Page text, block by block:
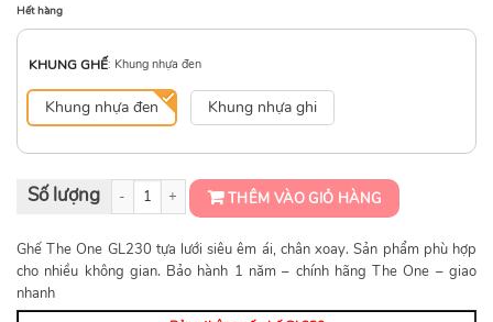
Hết hàng
KHUNG GHẾ: Khung nhựa đen
Khung nhựa đen Khung nhựa ghi
Ghế lưới cao cấp GL230 số lượng THÊM VÀO GIỎ HÀNG
Ghế The One GL230 tựa lưới siêu êm ái, chân xoay. Sản phẩm phù hợp
cho nhiều không gian. Bảo hành 1 năm – chính hãng The One – giao
nhanh